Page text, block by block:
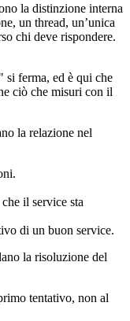
la distinzione interna
un thread, un’unica
chi deve rispondere.
ferma, ed è qui che
ciò che misuri con il
la relazione nel
il service sta
di un buon service.
la risoluzione del
tentativo, non al